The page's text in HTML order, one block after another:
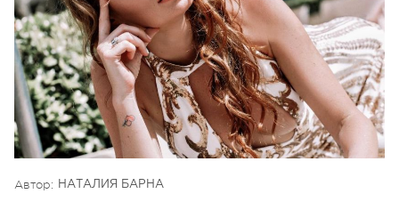
Автор: НАТАЛИЯ БАРНА